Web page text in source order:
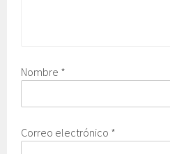
Nombre *
Correo electrónico *